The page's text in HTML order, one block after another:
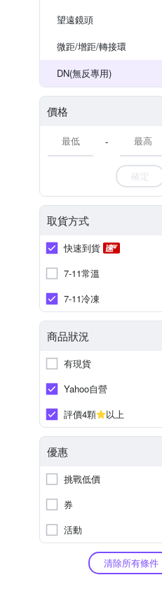
望遠鏡頭
微距/增距/轉接環
DN(無反專用)
價格
-
確定
取貨方式
快速到貨
7-11常溫
7-11冷凍
商品狀況
有現貨
Yahoo自營
評價4顆
以上
優惠
挑戰低價
券
活動
清除所有條件